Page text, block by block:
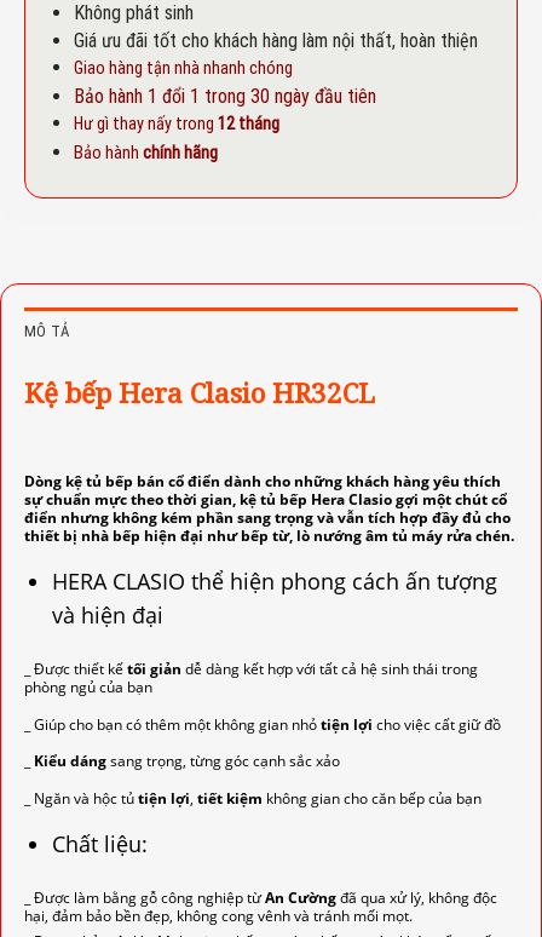
Không phát sinh
Giá ưu đãi tốt cho khách hàng làm nội thất, hoàn thiện
Giao hàng tận nhà nhanh chóng
Bảo hành 1 đổi 1 trong 30 ngày đầu tiên
Hư gì thay nấy trong 12 tháng
Bảo hành chính hãng
MÔ TẢ
Kệ bếp Hera Clasio HR32CL
Dòng kệ tủ bếp bán cổ điển dành cho những khách hàng yêu thích
sự chuẩn mực theo thời gian, kệ tủ bếp Hera Clasio gợi một chút cổ
điển nhưng không kém phần sang trọng và vẫn tích hợp đầy đủ cho
thiết bị nhà bếp hiện đại như bếp từ, lò nướng âm tủ máy rửa chén.
HERA CLASIO thể hiện phong cách ấn tượng
và hiện đại
_ Được thiết kếtối giản dễ dàng kết hợp với tất cả hệ sinh thái trong
phòng ngủ của bạn
_ Giúp cho bạn có thêm một không gian nhỏtiện lợi cho việc cất giữ đồ
Kiểu dángsang trọng, từng góc cạnh sắc xảo
_ Ngăn và hộc tủtiện lợi, tiết kiệm không gian cho căn bếp của bạn
Chất liệu:
_ Được làm bằng gỗ công nghiệp từAn Cườngđã qua xử lý, không độc
hại, đảm bảo bền đẹp, không cong vênh và tránh mối mọt.